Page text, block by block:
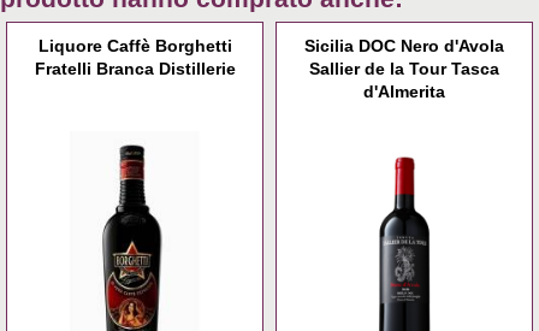
Liquore Caffè Borghetti
Fratelli Branca Distillerie
Sicilia DOC Nero d'Avola
Sallier de la Tour Tasca
d'Almerita